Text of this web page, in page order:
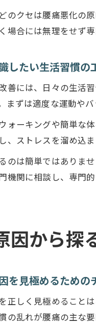
のクセは腰痛悪化の
場合には無理をせず
したい生活習慣の
善には、日々の生活
まずは適度な運動や
ォーキングや簡単な
、ストレスを溜め込
のは簡単ではありま
機関に相談し、専門
因から探
を見極めるための
正しく見極めること
の乱れが腰痛の主な